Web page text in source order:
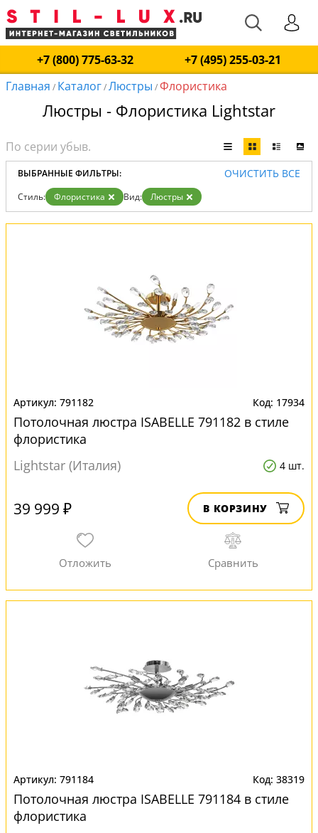
+7 (800) 775-63-32
+7 (495) 255-03-21
Главная / Каталог/Люстры /Флористика
Люстры - Флористика Lightstar
ВЫБРАННЫЕ ФИЛЬТРЫ: ОЧИСТИТЬ ВСЕ
Стиль: Флористика Вид: Люстры
791182 17934
Потолочная люстра ISABELLE 791182 в стиле
флористика
Lightstar (Италия)
4 шт.
39 999 ₽ В КОРЗИНУ
791184 38319
Потолочная люстра ISABELLE 791184 в стиле
флористика